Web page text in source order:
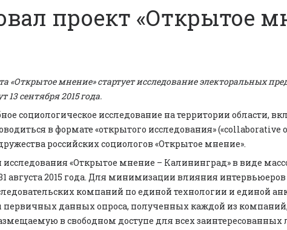
проект «Открытое
«Открытое мнение» стартует исследование электоральных
13 сентября 2015 года.
социологическое исследование на территории области,
в формате «открытого исследования»
российских социологов «Открытое мнение».
«Открытое мнение – Калининград» в виде
августа 2015 года. Для минимизации влияния
компаний по единой технологии и единой
первичных данных опроса, полученных каждой из
в свободном доступе для всех заинтересованных